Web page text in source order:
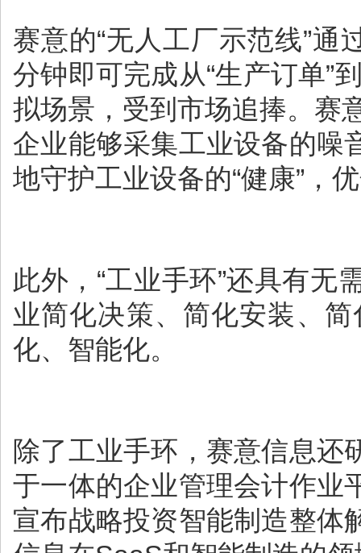
赛意的“无人工厂示范线”
分钟即可完成从“生产订单”
拟场景，受到市场追捧。赛
企业能够采集工业设备的噪
地守护工业设备的“健康”，
此外，“工业手环”还具有
业简化决策、简化安装、
化、智能化。
除了工业手环，赛意信息还
于一体的企业管理会计作
宣布战略投资智能制造整